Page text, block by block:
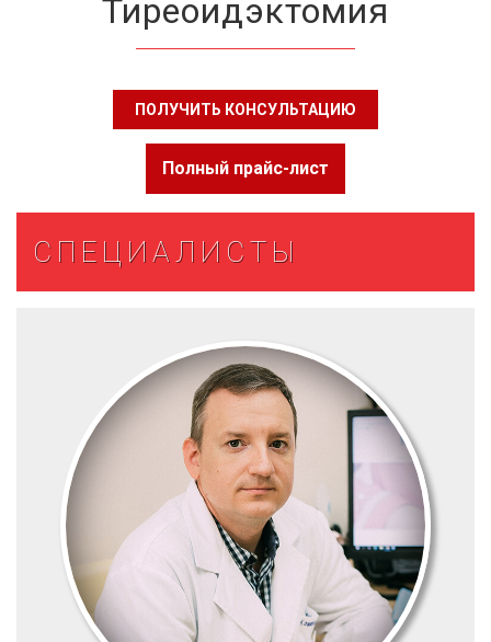
Тиреоидэктомия
ПОЛУЧИТЬ КОНСУЛЬТАЦИЮ
Полный прайс-лист
СПЕЦИАЛИСТЫ